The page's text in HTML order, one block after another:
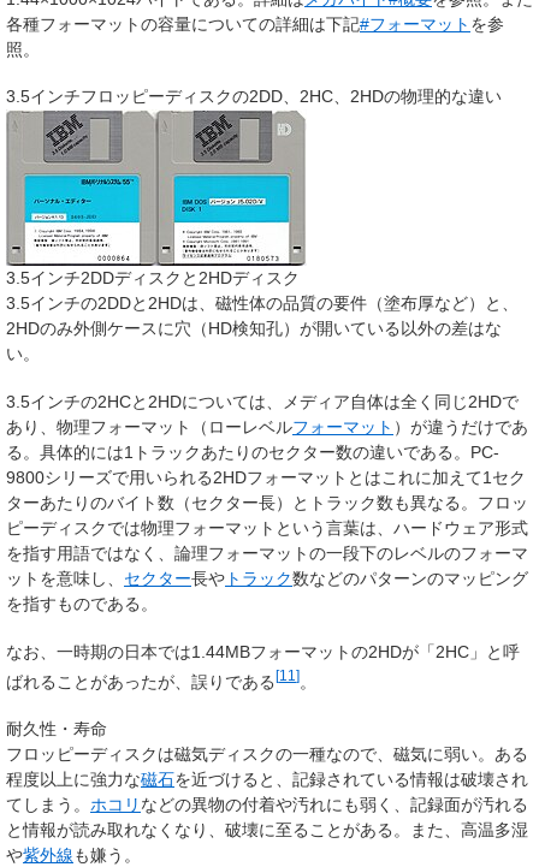
各種フォーマットの容量についての詳細は下記#フォーマット を参
照。
3.5インチフロッピーディスクの2DD、2HC、2HDの物理的な違い
3.5インチ2DDディスクと2HDディスク
3.5インチの2DDと2HDは、磁性体の品質の要件（塗布厚など）と、
2HDのみ外側ケースに穴（HD検知孔）が開いている以外の差はな
い。
3.5インチの2HCと2HDについては、メディア自体は全く同じ2HDで
あり、物理フォーマット（ローレベルフォーマット ）が違うだけであ
る。具体的には1トラックあたりのセクター数の違いである。PC-
9800シリーズで用いられる2HDフォーマットとはこれに加えて1セク
ターあたりのバイト数（セクター長）とトラック数も異なる。フロッ
ピーディスクでは物理フォーマットという言葉は、ハードウェア形式
を指す用語ではなく、論理フォーマットの一段下のレベルのフォーマ
ットを意味し、 セクター長や トラック数などのパターンのマッピング
を指すものである。
なお、一時期の日本では1.44MBフォーマットの2HDが「2HC」と呼
ばれることがあったが、誤りである[11 ]。
耐久性・寿命
フロッピーディスクは磁気ディスクの一種なので、磁気に弱い。ある
程度以上に強力な磁石を近づけると、記録されている情報は破壊され
てしまう。 ホコリ などの異物の付着や汚れにも弱く、記録面が汚れる
と情報が読み取れなくなり、破壊に至ることがある。また、高温多湿
や紫外線も嫌う。